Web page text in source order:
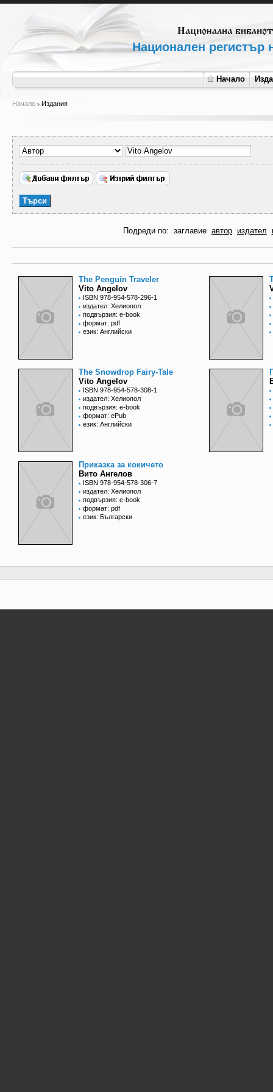
Национален регистър
Начало
Начало Издания
Подреди по: заглавие автор издател
The Penguin Traveler
Vito Angelov
ISBN 978-954-578-296-1
издател: Хелиопол
подвързия: e-book
формат: pdf
език: Английски
The Snowdrop Fairy-Tale
Vito Angelov
ISBN 978-954-578-308-1
издател: Хелиопол
подвързия: e-book
формат: ePub
език: Английски
Приказка за кокичето
Вито Ангелов
ISBN 978-954-578-306-7
издател: Хелиопол
подвързия: e-book
формат: pdf
език: Български